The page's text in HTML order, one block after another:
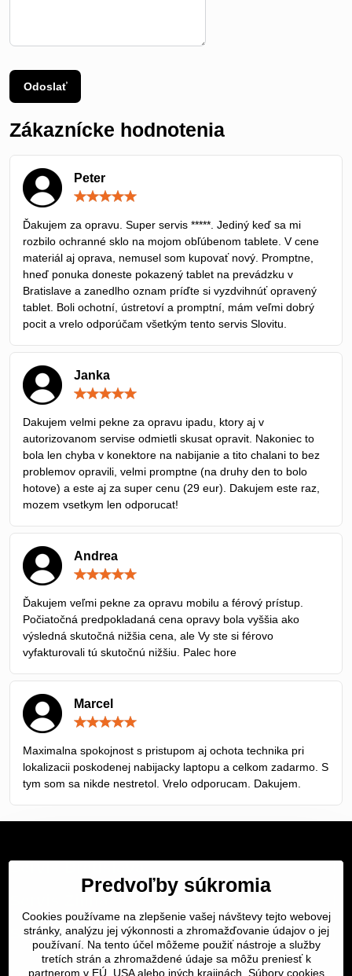
Odoslať
Zákaznícke hodnotenia
Peter
5
Ďakujem za opravu. Super servis *****. Jediný keď sa mi
rozbilo ochranné sklo na mojom obľúbenom tablete. V cene
materiál aj oprava, nemusel som kupovať nový. Promptne,
hneď ponuka doneste pokazený tablet na prevádzku v
Bratislave a zanedlho oznam príďte si vyzdvihnúť opravený
tablet. Boli ochotní, ústretoví a promptní, mám veľmi dobrý
pocit a vrelo odporúčam všetkým tento servis Slovitu.
Janka
5
Dakujem velmi pekne za opravu ipadu, ktory aj v
autorizovanom servise odmietli skusat opravit. Nakoniec to
bola len chyba v konektore na nabijanie a tito chalani to bez
problemov opravili, velmi promptne (na druhy den to bolo
hotove) a este aj za super cenu (29 eur). Dakujem este raz,
mozem vsetkym len odporucat!
Andrea
5
Ďakujem veľmi pekne za opravu mobilu a férový prístup.
Počiatočná predpokladaná cena opravy bola vyššia ako
výsledná skutočná nižšia cena, ale Vy ste si férovo
vyfakturovali tú skutočnú nižšiu. Palec hore
Marcel
5
Maximalna spokojnost s pristupom aj ochota technika pri
lokalizacii poskodenej nabijacky laptopu a celkom zadarmo. S
tym som sa nikde nestretol. Vrelo odporucam. Dakujem.
Servis Bratislava
Servis Košice
Predvoľby súkromia
Cookies používame na zlepšenie vašej návštevy tejto webovej
stránky, analýzu jej výkonnosti a zhromažďovanie údajov o jej
používaní. Na tento účel môžeme použiť nástroje a služby
tretích strán a zhromaždené údaje sa môžu preniesť k
partnerom v EÚ, USA alebo iných krajinách. Súbory cookies